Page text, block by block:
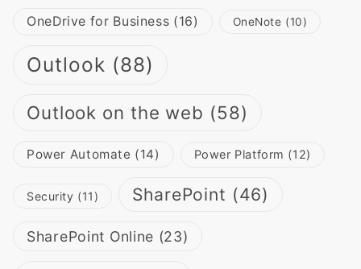
OneDrive for Business (16) OneNote (10)
Outlook (88)
Outlook on the web (58)
Power Automate (14) Power Platform (12)
Security (11) SharePoint (46)
SharePoint Online (23)